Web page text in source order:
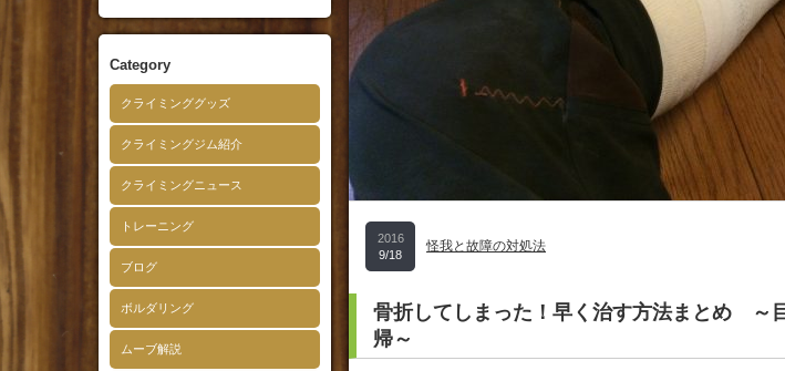
Category
クライミンググッズ
クライミングジム紹介
クライミングニュース
トレーニング
ブログ
ボルダリング
ムーブ解説
2016
9/18
怪我と故障の対処法
骨折してしまった！早く治す方法まとめ ～
帰～